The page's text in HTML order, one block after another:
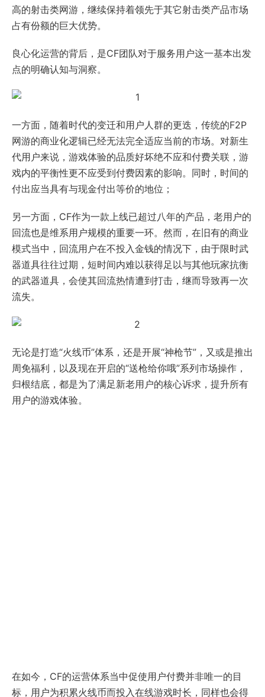
高的射击类网游，继续保持着领先于其它射击类产品市场
占有份额的巨大优势。
良心化运营的背后，是CF团队对于服务用户这一基本出发
点的明确认知与洞察。
一方面，随着时代的变迁和用户人群的更迭，传统的F2P
网游的商业化逻辑已经无法完全适应当前的市场。对新生
代用户来说，游戏体验的品质好坏绝不应和付费关联，游
戏内的平衡性更不应受到付费因素的影响。同时，时间的
付出应当具有与现金付出等价的地位；
另一方面，CF作为一款上线已超过八年的产品，老用户的
回流也是维系用户规模的重要一环。然而，在旧有的商业
模式当中，回流用户在不投入金钱的情况下，由于限时武
器道具往往过期，短时间内难以获得足以与其他玩家抗衡
的武器道具，会使其回流热情遭到打击，继而导致再一次
流失。
无论是打造“火线币”体系，还是开展“神枪节”，又或是推出
周免福利，以及现在开启的“送枪给你哦”系列市场操作，
归根结底，都是为了满足新老用户的核心诉求，提升所有
用户的游戏体验。
在如今，CF的运营体系当中促使用户付费并非唯一的目
标，用户为积累火线币而投入在线游戏时长，同样也会得